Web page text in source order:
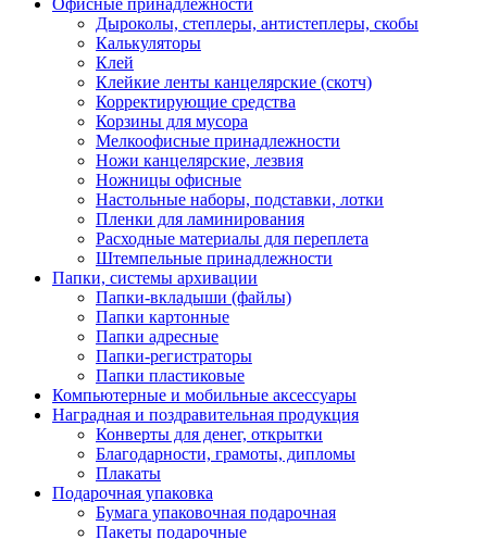
Офисные принадлежности
Дыроколы, степлеры, антистеплеры, скобы
Калькуляторы
Клей
Клейкие ленты канцелярские (скотч)
Корректирующие средства
Корзины для мусора
Мелкоофисные принадлежности
Ножи канцелярские, лезвия
Ножницы офисные
Настольные наборы, подставки, лотки
Пленки для ламинирования
Расходные материалы для переплета
Штемпельные принадлежности
Папки, системы архивации
Папки-вкладыши (файлы)
Папки картонные
Папки адресные
Папки-регистраторы
Папки пластиковые
Компьютерные и мобильные аксессуары
Наградная и поздравительная продукция
Конверты для денег, открытки
Благодарности, грамоты, дипломы
Плакаты
Подарочная упаковка
Бумага упаковочная подарочная
Пакеты подарочные